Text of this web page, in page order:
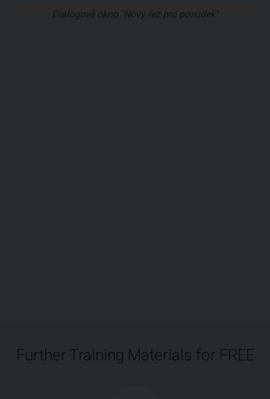
Dialogové okno "Nový řez pro posudek"
Further Training Materials for FREE